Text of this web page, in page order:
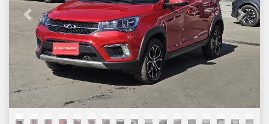
Previous Next